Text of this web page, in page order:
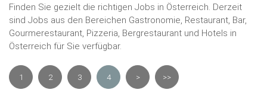
Finden Sie gezielt die richtigen Jobs in Österreich. Derzeit
sind Jobs aus den Bereichen Gastronomie, Restaurant, Bar,
Gourmerestaurant, Pizzeria, Bergrestaurant und Hotels in
Österreich für Sie verfügbar.
1 2 3 4 > >>